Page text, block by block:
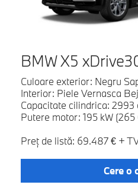
BMW X5
Culoare exterior: Negru
Interior: Piele Vernasca Bej
Capacitate cilindrica: 2993
Putere motor: 195 kW (265
Preţ de listă: 69.487 € +
Cere o